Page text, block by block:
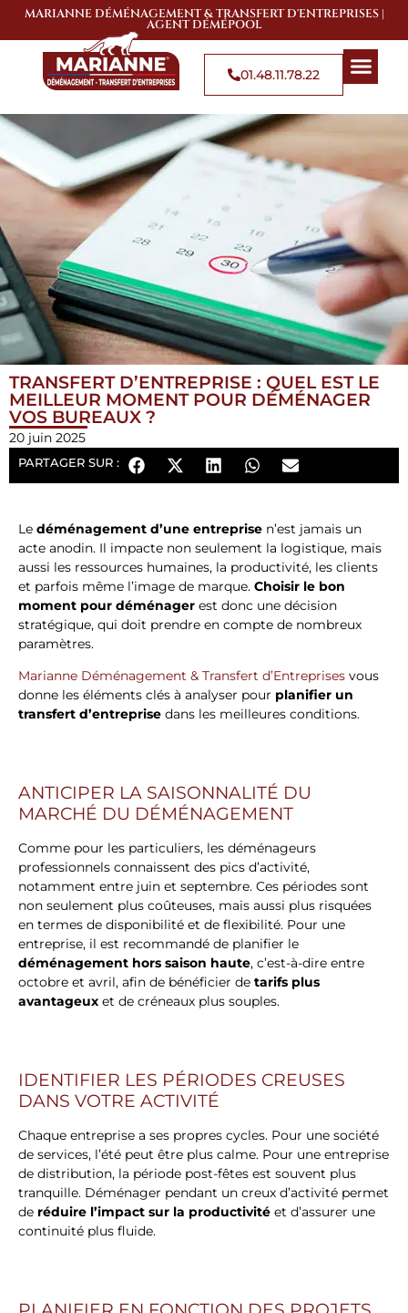
MARIANNE DÉMÉNAGEMENT & TRANSFERT D'ENTREPRISES |
AGENT DÉMÉPOOL
01.48.11.78.22
TRANSFERT D’ENTREPRISE : QUEL EST LE
MEILLEUR MOMENT POUR DÉMÉNAGER
VOS BUREAUX ?
20 juin 2025
PARTAGER SUR :
Le déménagement d’une entreprise n’est jamais un
acte anodin. Il impacte non seulement la logistique, mais
aussi les ressources humaines, la productivité, les clients
et parfois même l’image de marque. Choisir le bon
moment pour déménager est donc une décision
stratégique, qui doit prendre en compte de nombreux
paramètres.
Marianne Déménagement & Transfert d’Entreprises vous
donne les éléments clés à analyser pour planifier un
transfert d’entreprise dans les meilleures conditions.
ANTICIPER LA SAISONNALITÉ DU
MARCHÉ DU DÉMÉNAGEMENT
Comme pour les particuliers, les déménageurs
professionnels connaissent des pics d’activité,
notamment entre juin et septembre. Ces périodes sont
non seulement plus coûteuses, mais aussi plus risquées
en termes de disponibilité et de flexibilité. Pour une
entreprise, il est recommandé de planifier le
déménagement hors saison haute, c’est-à-dire entre
octobre et avril, afin de bénéficier de tarifs plus
avantageux et de créneaux plus souples.
IDENTIFIER LES PÉRIODES CREUSES
DANS VOTRE ACTIVITÉ
Chaque entreprise a ses propres cycles. Pour une société
de services, l’été peut être plus calme. Pour une entreprise
de distribution, la période post-fêtes est souvent plus
tranquille. Déménager pendant un creux d’activité permet
de réduire l’impact sur la productivité et d’assurer une
continuité plus fluide.